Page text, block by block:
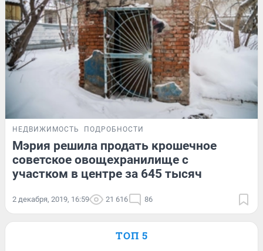
НЕДВИЖИМОСТЬ ПОДРОБНОСТИ
Мэрия решила продать крошечное
советское овощехранилище с
участком в центре за 645 тысяч
2 декабря, 2019, 16:59 21 616 86
ТОП 5